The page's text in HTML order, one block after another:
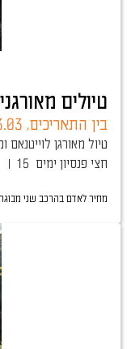
טיולים
בין התאריכים,
טיול מאורגן
15 ימים חצי פנסיון
מחיר לאדם בהרכב שני